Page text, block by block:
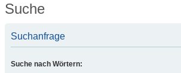
Suche
Suchanfrage
Suche nach Wörtern: